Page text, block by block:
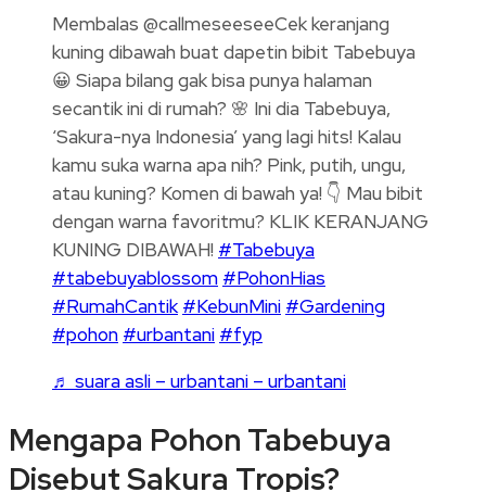
Membalas @callmeseeseeCek keranjang
kuning dibawah buat dapetin bibit Tabebuya
😀 Siapa bilang gak bisa punya halaman
secantik ini di rumah? 🌸 Ini dia Tabebuya,
‘Sakura-nya Indonesia’ yang lagi hits! Kalau
kamu suka warna apa nih? Pink, putih, ungu,
atau kuning? Komen di bawah ya! 👇 Mau bibit
dengan warna favoritmu? KLIK KERANJANG
KUNING DIBAWAH! #Tabebuya
#tabebuyablossom #PohonHias
#RumahCantik #KebunMini #Gardening
#pohon #urbantani #fyp
♬ suara asli – urbantani – urbantani
Mengapa Pohon Tabebuya
Disebut Sakura Tropis?